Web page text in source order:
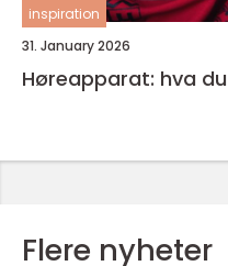
inspiration
31. January 2026
Høreapparat: hva
Flere nyheter